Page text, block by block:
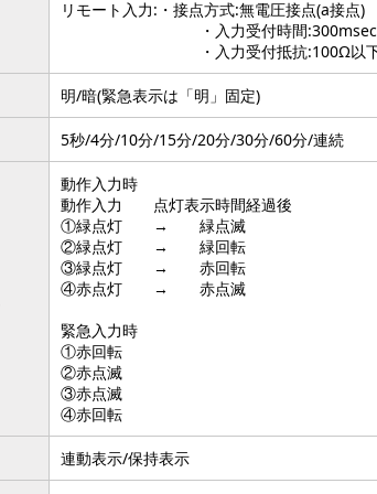
リモート入力:・接点方式:無電圧接点(a接点)
・入力受付時間:300msec
・入力受付抵抗:100Ω以
明/暗(緊急表示は「明」固定)
5秒/4分/10分/15分/20分/30分/60分/連続
動作入力時
動作入力 点灯表示時間経過後
①緑点灯 → 緑点滅
②緑点灯 → 緑回転
③緑点灯 → 赤回転
④赤点灯 → 赤点滅
緊急入力時
①赤回転
②赤点滅
③赤点滅
④赤回転
連動表示/保持表示